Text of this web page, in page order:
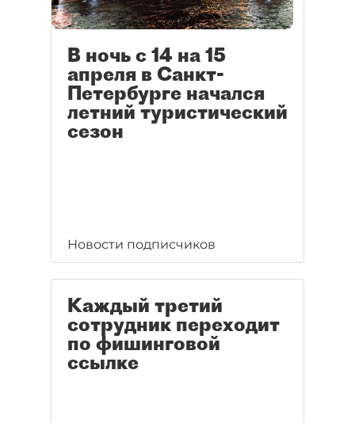
В ночь с 14 на 15
апреля в Санкт-
Петербурге начался
летний туристический
сезон
Новости подписчиков
Каждый третий
сотрудник переходит
по фишинговой
ссылке